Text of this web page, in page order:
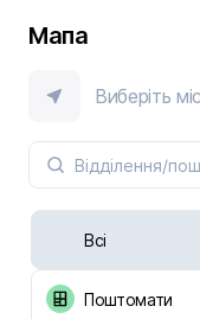
Мапа
Виберіть
Всі
Поштомати